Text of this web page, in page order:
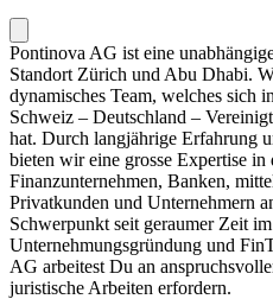
Pontinova AG ist eine
Standort Zürich und Abu Dhabi.
dynamisches Team, welches sich
Schweiz – Deutschland –
hat. Durch langjährige Erfahrung
bieten wir eine grosse Expertise in
Finanzunternehmen, Banken,
Privatkunden und Unternehmern
Schwerpunkt seit geraumer Zeit
Unternehmungsgründung und
AG arbeitest Du an
juristische Arbeiten erfordern.